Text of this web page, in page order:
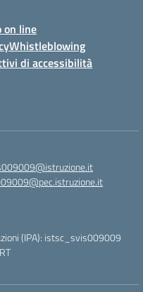
on line
Whistleblowing
di accessibilità
(IPA): istsc_svis009009